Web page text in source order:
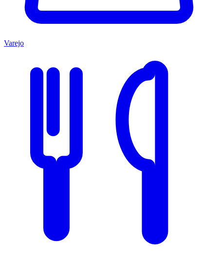
Varejo